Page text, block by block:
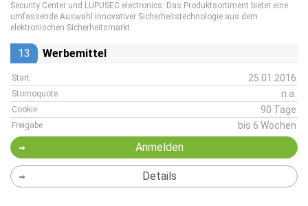
Security Center und LUPUSEC electronics. Das Produktsortiment bietet eine
umfassende Auswahl innovativer Sicherheitstechnologie aus dem
elektronischen Sicherheitsmarkt.
13 Werbemittel
Start 25.01.2016
Stornoquote n.a.
Cookie 90 Tage
Freigabe bis 6 Wochen
Anmelden
Details